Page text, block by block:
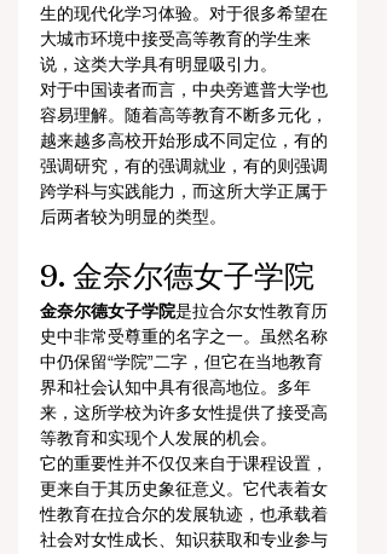
生的现代化学习体验。对于很多希望在
大城市环境中接受高等教育的学生来
说，这类大学具有明显吸引力。
对于中国读者而言，中央旁遮普大学也
容易理解。随着高等教育不断多元化，
越来越多高校开始形成不同定位，有的
强调研究，有的强调就业，有的则强调
跨学科与实践能力，而这所大学正属于
后两者较为明显的类型。
9. 金奈尔德女子学院
金奈尔德女子学院是拉合尔女性教育历
史中非常受尊重的名字之一。虽然名称
中仍保留“学院”二字，但它在当地教育
界和社会认知中具有很高地位。多年
来，这所学校为许多女性提供了接受高
等教育和实现个人发展的机会。
它的重要性并不仅仅来自于课程设置，
更来自于其历史象征意义。它代表着女
性教育在拉合尔的发展轨迹，也承载着
社会对女性成长、知识获取和专业参与